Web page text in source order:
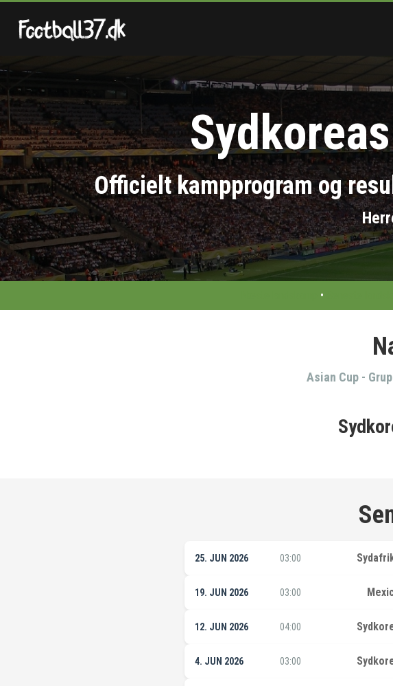
Officielt kampprogram og
•
Asian Cup -
25. JUN 2026 03:00
19. JUN 2026 03:00
12. JUN 2026 04:00
4. JUN 2026 03:00